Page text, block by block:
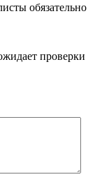
обязательно
проверки